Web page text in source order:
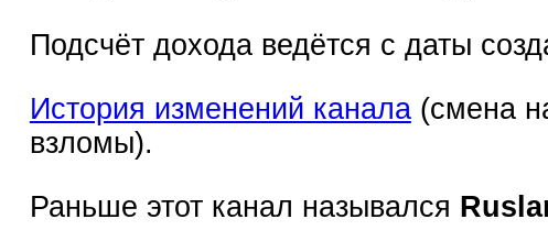
Подсчёт дохода ведётся с даты
История изменений канала(смена
взломы).
Раньше этот канал назывался